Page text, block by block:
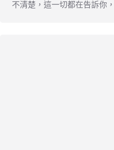
不清楚，這一切都在告訴你